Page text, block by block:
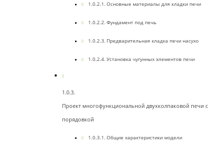
Основные материалы для кладки печи
Фундамент под печь
Предварительная кладка печи насухо
Установка чугунных элементов печи
Проект многофункциональной двухколпаковой печи с
порядовкой
Общие характеристики модели